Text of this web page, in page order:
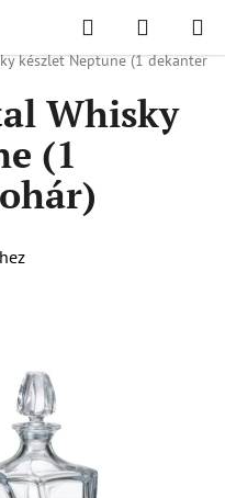
Keresés KOSÁR
ajánlat
Ajándékok üzleti
készlet Neptune (1 dekanter
Whisky
(1